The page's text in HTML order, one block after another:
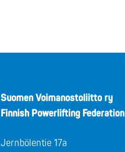
Suomen Voimanostoliitto ry
Finnish Powerlifting Federation
Jernbölentie 17a